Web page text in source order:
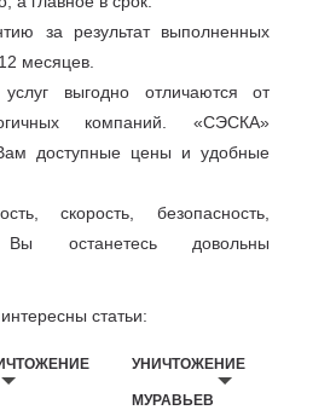
за результат выполненных
месяцев.
выгодно отличаются от
компаний. «СЭСКА»
доступные цены и удобные
скорость, безопасность,
Вы останетесь довольны
статьи:
УНИЧТОЖЕНИЕ
МУРАВЬЕВ